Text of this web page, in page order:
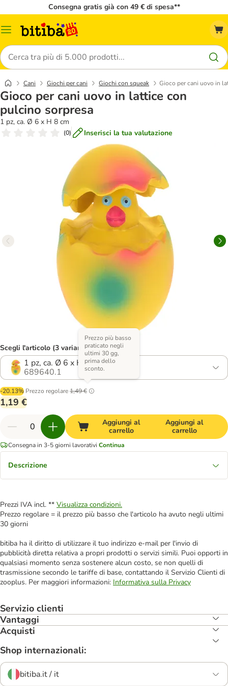
Consegna gratis già con 49 € di spesa**
Overview
Cerca
Cani Giochi per cani Giochi con squeak Gioco per cani uovo in
Gioco per cani uovo in lattice con
pulcino sorpresa
1 pz, ca. Ø 6 x H 8 cm
(0) Inserisci la tua valutazione
Scegli l'articolo (3 varianti)
1 pz, ca. Ø 6 x H 8 cm
689640.1
-20.13% Prezzo regolare1,49 €
Prezzo più basso
praticato negli
ultimi 30 gg,
prima dello
sconto.
1,19 €
Aggiungi al
carrello
Aggiungi al
carrello
Consegna in 3-5 giorni lavorativi Continua
Descrizione
Prezzi IVA incl. ** Visualizza condizioni.
Prezzo regolare = il prezzo più basso che l'articolo ha avuto negli ultimi
30 giorni
bitiba ha il diritto di utilizzare il tuo indirizzo e-mail per l'invio di
pubblicità diretta relativa a propri prodotti o servizi simili. Puoi opporti in
qualsiasi momento senza sostenere alcun costo, se non quelli di
trasmissione secondo le tariffe di base, contattando il Servizio Clienti di
zooplus. Per maggiori informazioni: Informativa sulla Privacy
Servizio clienti
Vantaggi
Acquisti
Shop internazionali:
bitiba.it / it